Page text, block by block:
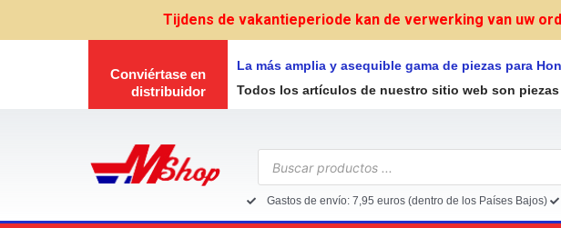
Tijdens de vakantieperiode kan de verwerking van uw
Conviértase en
distribuidor
La más amplia y asequible gama de piezas para
Todos los artículos de nuestro sitio web son
Búsqueda
de
productos
Gastos de envío: 7,95 euros (dentro de los Países Bajos)